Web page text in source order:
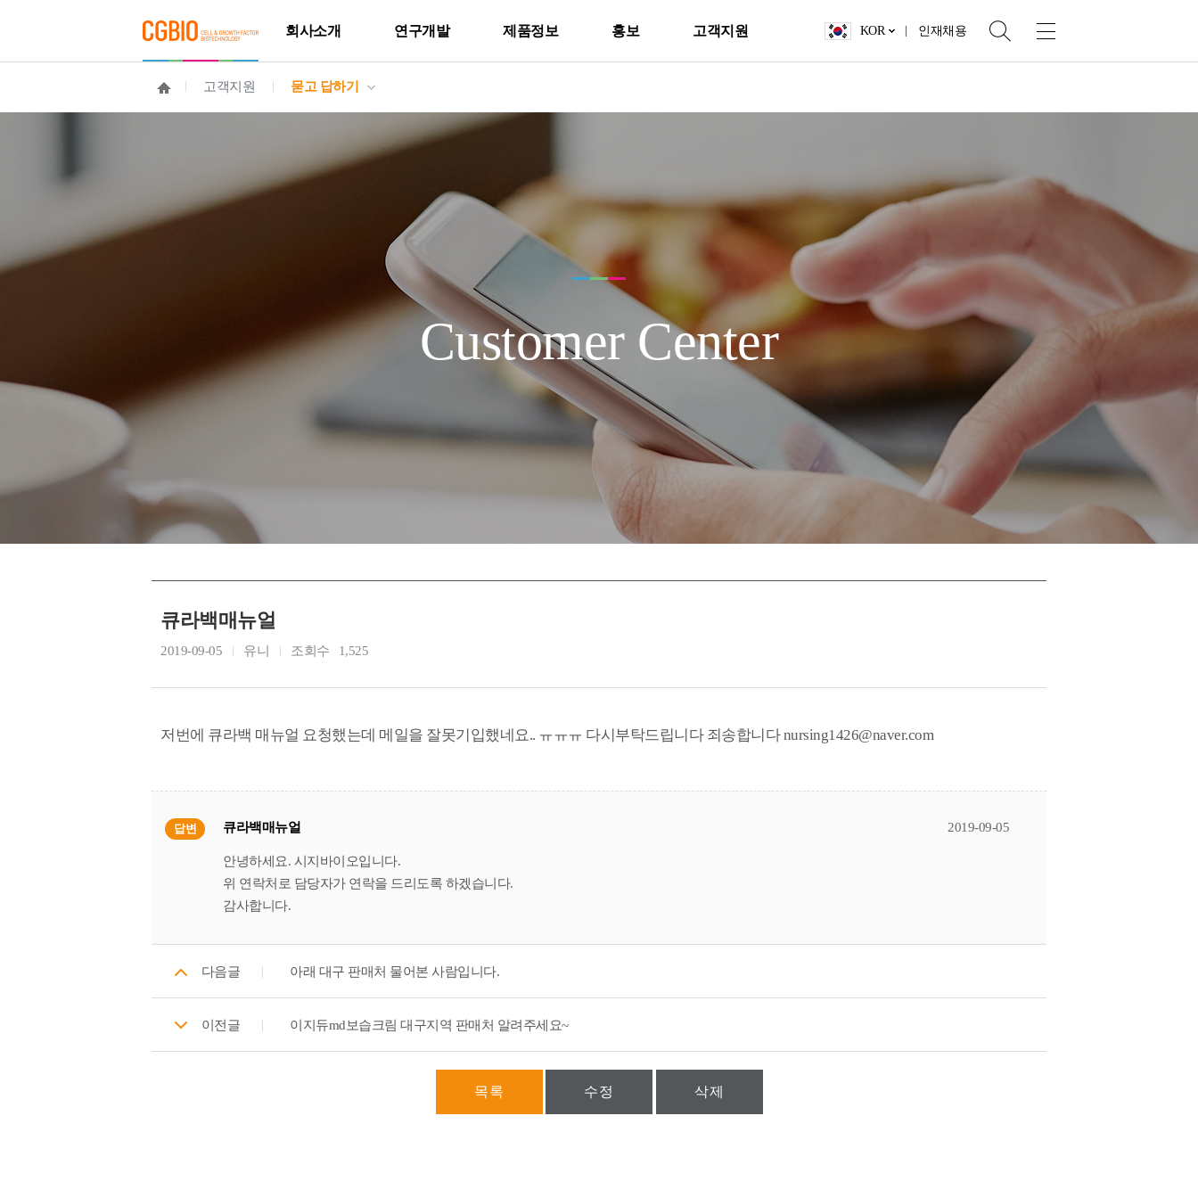
회사소개 연구개발 제품정보 홍보 고객지원 KOR 인재채용
고객지원 묻고 답하기
Customer Center
큐라백매뉴얼
2019-09-05 유니 조회수 1,525
저번에 큐라백 매뉴얼 요청했는데 메일을 잘못기입했네요.. ㅠㅠㅠ 다시부탁드립니다 죄송합니다 nursing1426@naver.com
답변 큐라백매뉴얼 2019-09-05
안녕하세요. 시지바이오입니다.
위 연락처로 담당자가 연락을 드리도록 하겠습니다.
감사합니다.
다음글 아래 대구 판매처 물어본 사람입니다.
이전글 이지듀md보습크림 대구지역 판매처 알려주세요~
목록 수정 삭제